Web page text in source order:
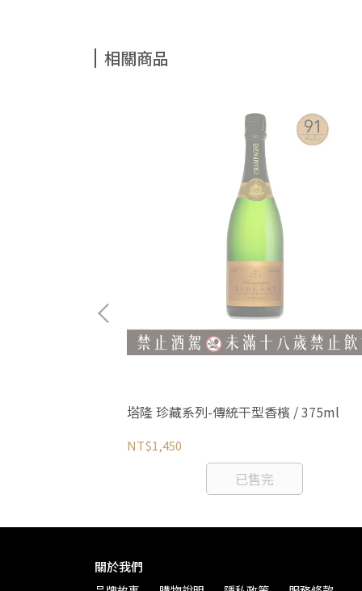
相關商品
塔隆 珍藏系列-傳統干型香檳 / 375ml
NT$1,450
已售完
關於我們